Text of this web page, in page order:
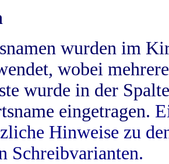
wurden im
wobei
wurde in der
eingetragen.
Hinweise zu
Schreibvarianten.